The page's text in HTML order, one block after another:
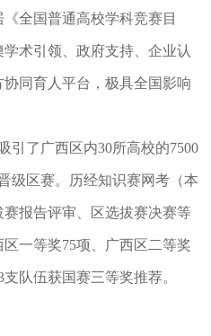
全国普通高校学科竞赛目
术引领、政府支持、企业认
同育人平台，极具全国影响
引了广西区内30所高校的7500
级区赛。历经知识赛网考（本
报告评审、区选拔赛决赛等
一等奖75项、广西区二等奖
队伍获国赛三等奖推荐。